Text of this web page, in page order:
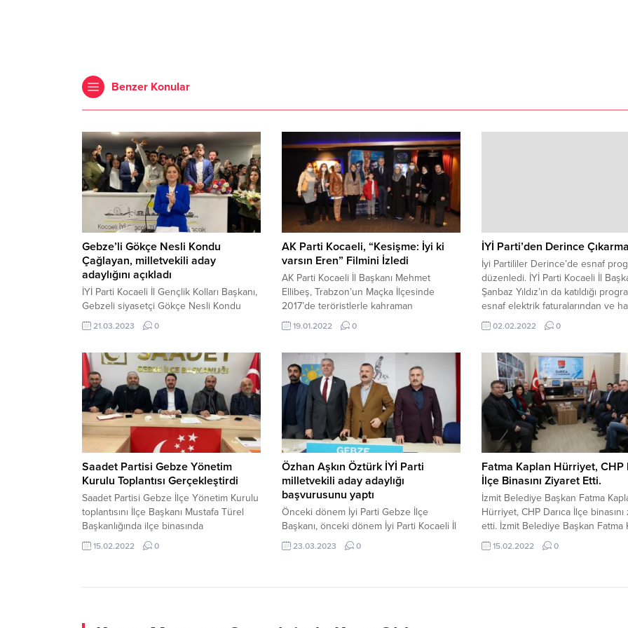
Benzer Konular
Gebze’li Gökçe Nesli Kondu
Çağlayan, milletvekili aday
adaylığını açıkladı
İYİ Parti Kocaeli İl Gençlik Kolları Başkanı,
Gebzeli siyasetçi Gökçe Nesli Kondu
Çağlayan, milletvekili aday adaylığını dün
akşam açıkladı. İYİ Parti’ye Gebze
Gebzeli genç siyasetçi, uzun süredir İYİ
Parti Kocaeli İl Gençlik Kolları Başkanlığı
görevini sürdüren Gökçe Nesli Kondu
Çağlayan, aday adaylığı duyurusunu
dün...
21.03.2023 0
AK Parti Kocaeli, “Kesişme: İyi ki
varsın Eren” Filmini İzledi
AK Parti Kocaeli İl Başkanı Mehmet
Ellibeş, Trabzon’un Maçka İlçesinde
2017’de teröristlerle kahraman
Mehmetçik’in girdiği çatışmada şehit olan
Eren Bülbül ve şehit Astsubay Kıdemli
anlatan, “Kesişme; İyi ki Varsın Eren”
filmini 7 ayrı salonda 3 bine yakın
partilinin birlikte izlediğini açıkladı, “Bu
duygusal filmden etkilenmemek
mümkün...
19.01.2022 0
İYİ Parti’den Derince
İyi Partililer Derince’de esnaf
düzenledi. İYİ Parti Kocaeli İl
Şanbaz Yıldız’ın da katıldığı
esnaf elektrik faturalarından ve
pahalılığından dert yandı. İYİ Parti
İl Teşkilatı’nda saha çalışmaları
gün Derince’de esnaf programı
düzenledi. İlçede yer alan pek
ziyaret eden İYİ Parti...
02.02.2022 0
Saadet Partisi Gebze Yönetim
Kurulu Toplantısı Gerçekleştirdi
Saadet Partisi Gebze İlçe Yönetim Kurulu
toplantısını İlçe Başkanı Mustafa Türel
Başkanlığında ilçe binasında
gerçekleştirdi. Mustafa Türel Toplantıda
hükümete yüklenerek: ”Kıymetli
bir sonraki gün doğalgaz faturasına bakıp
15.02.2022 0
Özhan Aşkın Öztürk İYİ Parti
milletvekili aday adaylığı
başvurusunu yaptı
Önceki dönem İyi Parti Gebze İlçe
Başkanı, önceki dönem İyi Parti Kocaeli İl
Başkanvekili, Gebze Ticaret Odası Meclis
Üyesi Özhan Aşkın Öztürk, Ankara’ya
23.03.2023 0
Fatma Kaplan Hürriyet, CHP
İlçe Binasını Ziyaret Etti.
İzmit Belediye Başkan Fatma
Hürriyet, CHP Darıca İlçe
etti. İzmit Belediye Başkan Fatma
Hürriyet ve İzmit Belediyesi
koordinatörü Ozan Aksu, CHP
15.02.2022 0